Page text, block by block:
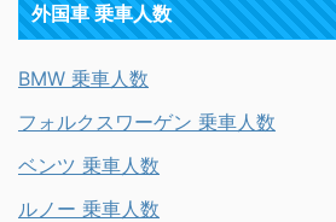
外国車 乗車人数
BMW 乗車人数
フォルクスワーゲン 乗車人数
ベンツ 乗車人数
ルノー 乗車人数